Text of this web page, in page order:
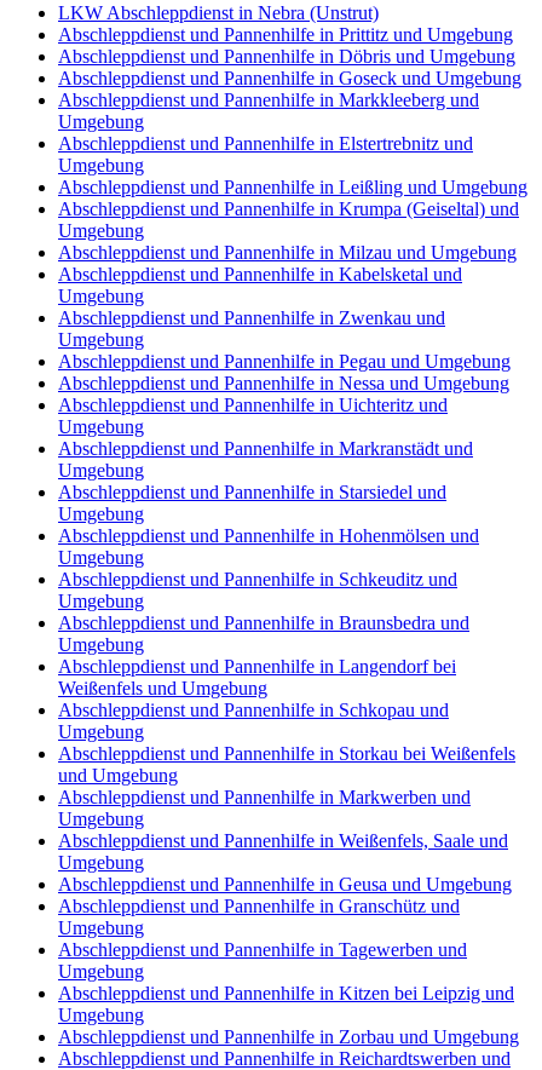
LKW Abschleppdienst in Nebra (Unstrut)
Abschleppdienst und Pannenhilfe in Prittitz und Umgebung
Abschleppdienst und Pannenhilfe in Döbris und Umgebung
Abschleppdienst und Pannenhilfe in Goseck und Umgebung
Abschleppdienst und Pannenhilfe in Markkleeberg und
Umgebung
Abschleppdienst und Pannenhilfe in Elstertrebnitz und
Umgebung
Abschleppdienst und Pannenhilfe in Leißling und Umgebung
Abschleppdienst und Pannenhilfe in Krumpa (Geiseltal) und
Umgebung
Abschleppdienst und Pannenhilfe in Milzau und Umgebung
Abschleppdienst und Pannenhilfe in Kabelsketal und
Umgebung
Abschleppdienst und Pannenhilfe in Zwenkau und
Umgebung
Abschleppdienst und Pannenhilfe in Pegau und Umgebung
Abschleppdienst und Pannenhilfe in Nessa und Umgebung
Abschleppdienst und Pannenhilfe in Uichteritz und
Umgebung
Abschleppdienst und Pannenhilfe in Markranstädt und
Umgebung
Abschleppdienst und Pannenhilfe in Starsiedel und
Umgebung
Abschleppdienst und Pannenhilfe in Hohenmölsen und
Umgebung
Abschleppdienst und Pannenhilfe in Schkeuditz und
Umgebung
Abschleppdienst und Pannenhilfe in Braunsbedra und
Umgebung
Abschleppdienst und Pannenhilfe in Langendorf bei
Weißenfels und Umgebung
Abschleppdienst und Pannenhilfe in Schkopau und
Umgebung
Abschleppdienst und Pannenhilfe in Storkau bei Weißenfels
und Umgebung
Abschleppdienst und Pannenhilfe in Markwerben und
Umgebung
Abschleppdienst und Pannenhilfe in Weißenfels, Saale und
Umgebung
Abschleppdienst und Pannenhilfe in Geusa und Umgebung
Abschleppdienst und Pannenhilfe in Granschütz und
Umgebung
Abschleppdienst und Pannenhilfe in Tagewerben und
Umgebung
Abschleppdienst und Pannenhilfe in Kitzen bei Leipzig und
Umgebung
Abschleppdienst und Pannenhilfe in Zorbau und Umgebung
Abschleppdienst und Pannenhilfe in Reichardtswerben und